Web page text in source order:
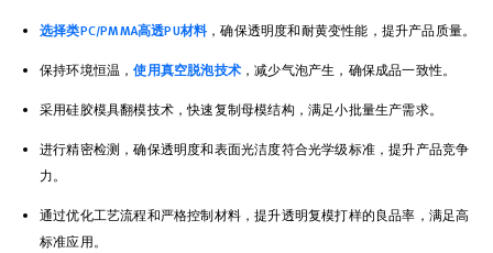
选择类PC/PMMA高透PU材料 ，确保透明度和耐黄变性能，提升产品质量。
保持环境恒温，使用真空脱泡技术 ，减少气泡产生，确保成品一致性。
采用硅胶模具翻模技术，快速复制母模结构，满足小批量生产需求。
进行精密检测，确保透明度和表面光洁度符合光学级标准，提升产品竞争
力。
通过优化工艺流程和严格控制材料，提升透明复模打样的良品率，满足高
标准应用。